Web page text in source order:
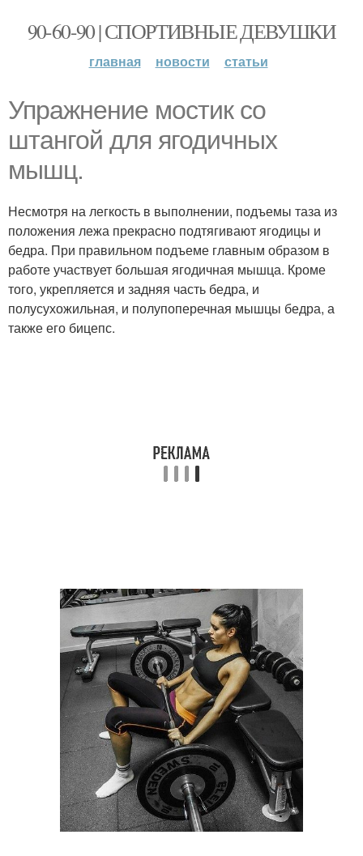
90-60-90 | СПОРТИВНЫЕ ДЕВУШКИ
главная новости статьи
Упражнение мостик со
штангой для ягодичных
мышц.
Несмотря на легкость в выполнении, подъемы таза из
положения лежа прекрасно подтягивают ягодицы и
бедра. При правильном подъеме главным образом в
работе участвует большая ягодичная мышца. Кроме
того, укрепляется и задняя часть бедра, и
полусухожильная, и полупоперечная мышцы бедра, а
также его бицепс.